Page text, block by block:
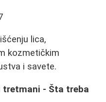
lica,
kozmetičkim
i savete.
tretmani - Šta treba